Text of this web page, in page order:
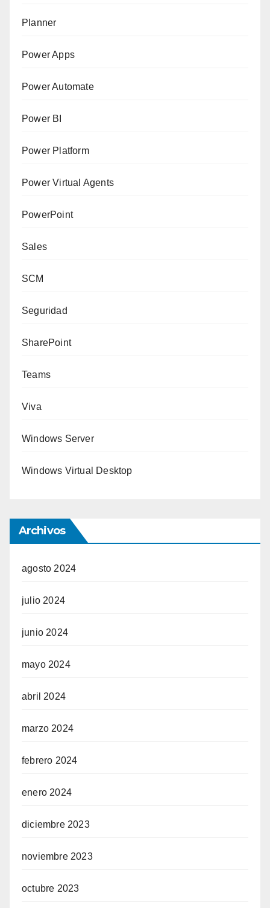
Planner
Power Apps
Power Automate
Power BI
Power Platform
Power Virtual Agents
PowerPoint
Sales
SCM
Seguridad
SharePoint
Teams
Viva
Windows Server
Windows Virtual Desktop
Archivos
agosto 2024
julio 2024
junio 2024
mayo 2024
abril 2024
marzo 2024
febrero 2024
enero 2024
diciembre 2023
noviembre 2023
octubre 2023